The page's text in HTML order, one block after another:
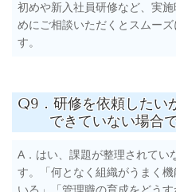
初めや新入社員研修など、実
めにご相談いただくとスムー
す。
Q9．研修を依頼したい
できていない場合
A．はい、課題が整理されてい
す。「何となく組織がうまく